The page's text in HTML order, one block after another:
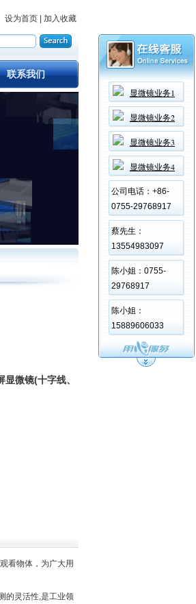
显微镜业务1
显微镜业务2
显微镜业务3
显微镜业务4
公司电话：+86-
0755-29768917
蔡先生：
13554983097
陈小姐：0755-
29768917
陈小姐：
15889606033
设为首页 加入收藏
联系我们
微镜(十字线、
看物体，为广大用
的灵活性,是工业领